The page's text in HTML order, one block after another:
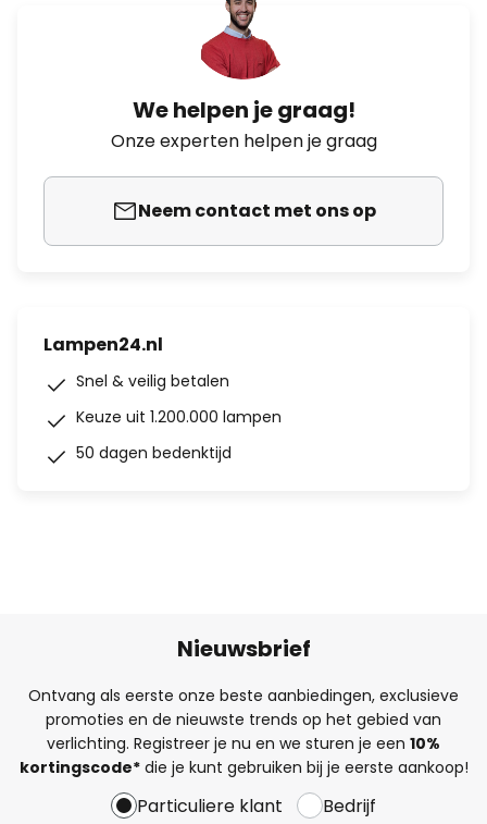
We helpen je graag!
Onze experten helpen je graag
Neem contact met ons op
Lampen24.nl
Snel & veilig betalen
Keuze uit 1.200.000 lampen
50 dagen bedenktijd
Nieuwsbrief
Ontvang als eerste onze beste aanbiedingen, exclusieve
promoties en de nieuwste trends op het gebied van
verlichting. Registreer je nu en we sturen je een 10%
kortingscode*die je kunt gebruiken bij je eerste aankoop!
Particuliere klant Bedrijf